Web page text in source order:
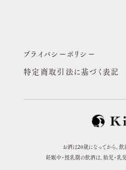
プライバシーポリシー
特定商取引法に基づく表記
お酒は20歳になってから。
妊娠中・授乳期の飲酒は、胎児・乳